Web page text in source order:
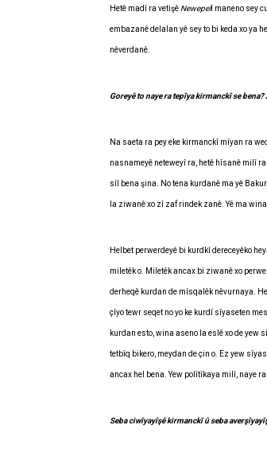
Hetê madî ra vetişê Newepelî maneno sey
embazanê delalan yê sey to bi keda xo ya
nêverdanê.
Goreyê to naye ra tepîya kirmanckî se
Na saeta ra pey eke kirmanckî mîyan ra
nasnameyê neteweyî ra, hetê hîsanê milî
sîl bena şina. No tena kurdanê ma yê
la ziwanê xo zî zaf rindek zanê. Yê ma
Helbet perwerdeyê bi kurdkî dereceyêko
miletêk o. Miletêk ancax bi ziwanê xo
derheqê kurdan de mîsqalêk nêvurnaya.
çîyo tewr seqet no yo ke kurdî sîyaseten
kurdan esto, wina aseno la eslê xo de yew
tetbîq bikero, meydan de çin o. Ez yew
ancax hel bena. Yew polîtîkaya milî, naye
Seba ciwîyayîşê kirmanckî û seba